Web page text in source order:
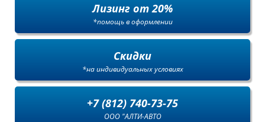
Лизинг от 20%
*помощь в оформлении
Скидки
*на индивидуальных условиях
+7 (812) 740-73-75
ООО "АЛТИ-АВТО